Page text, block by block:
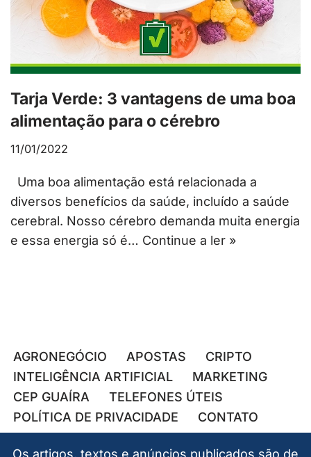
Tarja Verde: 3 vantagens de uma boa
alimentação para o cérebro
11/01/2022
Uma boa alimentação está relacionada a
diversos benefícios da saúde, incluído a saúde
cerebral. Nosso cérebro demanda muita energia
e essa energia só é… Continue a ler »
AGRONEGÓCIO APOSTAS
CRIPTO
INTELIGÊNCIA ARTIFICIAL
MARKETING
CEP GUAÍRA
TELEFONES ÚTEIS
POLÍTICA DE PRIVACIDADE
CONTATO
Os artigos, textos e anúncios publicados são de